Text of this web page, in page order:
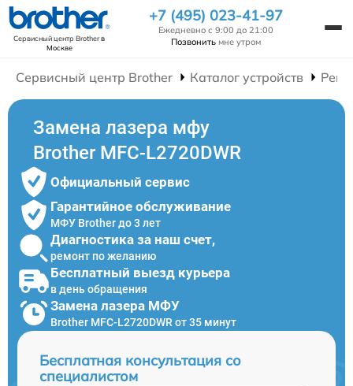
Сервисный центр Brotherв
Москве
+7 (495) 023-41-97
Ежедневно с 9:00 до 21:00
Позвонить мне утром
Сервисный центр Brother Каталог устройств
Замена лазера мфу
Brother MFC-L2720DWR
Официальный сервис
Гарантийное обслуживание
МФУ Brother до 3 лет
Диагностика за наш счет,
ремонт по желанию
Бесплатный выезд курьера
в день обращения
Замена лазера МФУ
Brother MFC-L2720DWR от 35 минут
Бесплатная консультация со
специалистом